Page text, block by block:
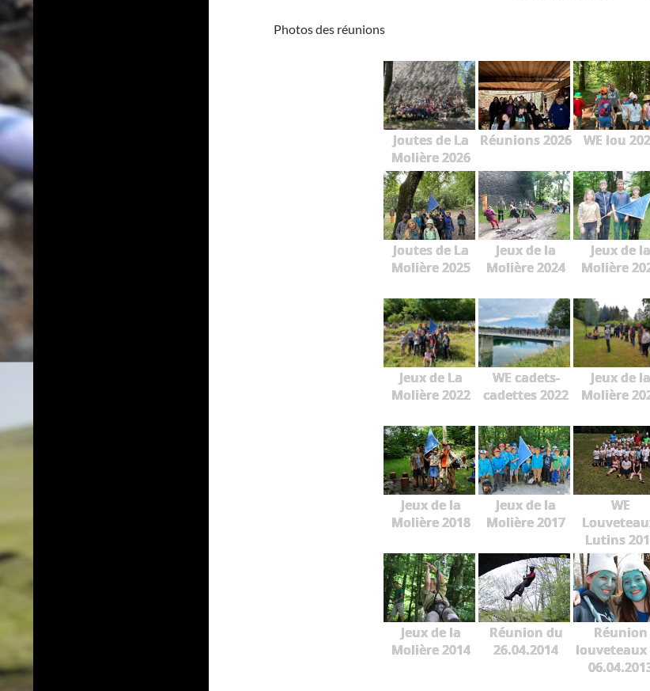
Photos des réunions
Joutes de La
Molière 2026
Réunions 2026 WE lou
Joutes de La
Molière 2025
Jeux de la
Molière 2024
Jeux de la
Molière
Jeux de La
Molière 2022
WE cadets-
cadettes 2022
Jeux de la
Molière
Jeux de la
Molière 2018
Jeux de la
Molière 2017
WE
Lutins
Jeux de la
Molière 2014
Réunion du
26.04.2014
Réunion
louveteaux